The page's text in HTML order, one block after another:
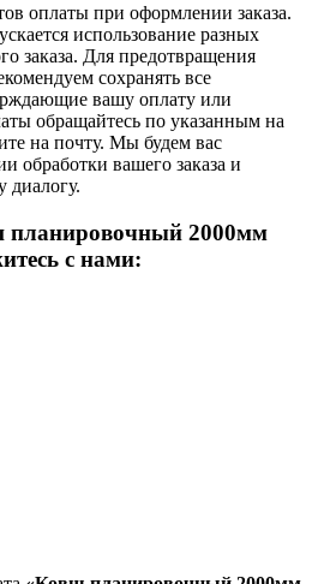
оплаты при оформлении заказа.
использование разных
заказа. Для предотвращения
сохранять все
вашу оплату или
обращайтесь по указанным на
на почту. Мы будем вас
обработки вашего заказа и
диалогу.
2000мм
с нами: